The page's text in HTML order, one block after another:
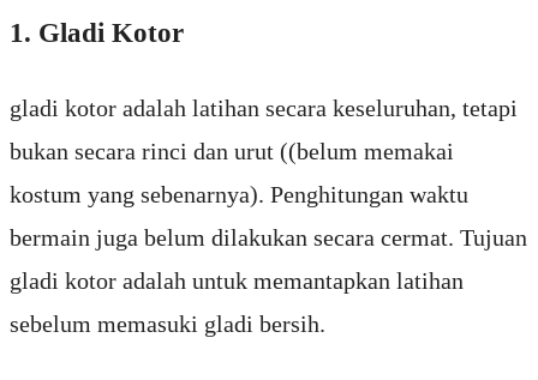
1. Gladi Kotor
gladi kotor adalah latihan secara keseluruhan, tetapi
bukan secara rinci dan urut ((belum memakai
kostum yang sebenarnya). Penghitungan waktu
bermain juga belum dilakukan secara cermat. Tujuan
gladi kotor adalah untuk memantapkan latihan
sebelum memasuki gladi bersih.